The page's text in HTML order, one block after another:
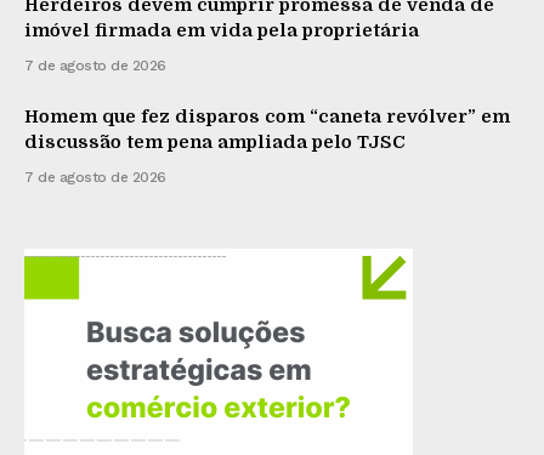
Herdeiros devem cumprir promessa de venda de
imóvel firmada em vida pela proprietária
7 de agosto de 2026
Homem que fez disparos com “caneta revólver” em
discussão tem pena ampliada pelo TJSC
7 de agosto de 2026